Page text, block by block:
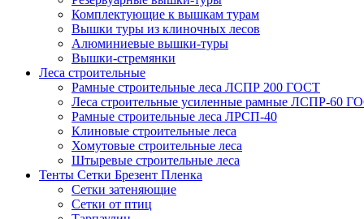
Комплектующие к вышкам турам
Вышки туры из клиночных лесов
Алюминиевые вышки-туры
Вышки-стремянки
Леса строительные
Рамные строительные леса ЛСПР 200 ГОСТ
Леса строительные усиленные рамные ЛСПР-60
Рамные строительные леса ЛРСП-40
Клиновые строительные леса
Хомутовые строительные леса
Штыревые строительные леса
Тенты Сетки Брезент Пленка
Сетки затеняющие
Сетки от птиц